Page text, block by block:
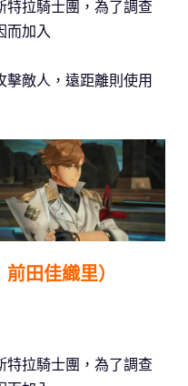
特拉騎士團，為了調查
而加入
擊敵人，遠距離則使用
田佳織里）
特拉騎士團，為了調查